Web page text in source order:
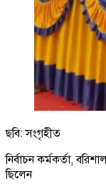
ছবি: সংগৃহীত
নির্বাচন কর্মকর্তা,
ছিলেন